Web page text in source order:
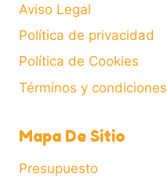
Aviso Legal
Política de privacidad
Política de Cookies
Términos y condiciones
Mapa De Sitio
Presupuesto